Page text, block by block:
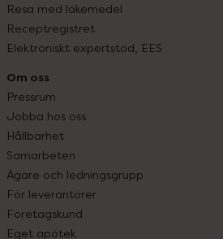
Resa med läkemedel
Receptregistret
Elektroniskt expertstöd, EES
Om oss
Pressrum
Jobba hos oss
Hållbarhet
Samarbeten
Ägare och ledningsgrupp
För leverantörer
Företagskund
Eget apotek